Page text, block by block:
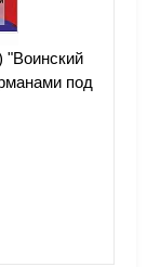
"Воинский
под